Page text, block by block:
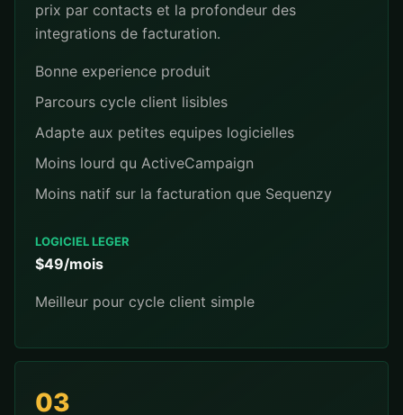
prix par contacts et la profondeur des
integrations de facturation.
Bonne experience produit
Parcours cycle client lisibles
Adapte aux petites equipes logicielles
Moins lourd qu ActiveCampaign
Moins natif sur la facturation que Sequenzy
LOGICIEL LEGER
$49/mois
Meilleur pour cycle client simple
03